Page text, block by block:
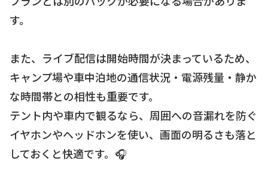
す。
また、ライブ配信は開始時間が決まっているため、
キャンプ場や車中泊地の通信状況・電源残量・静か
な時間帯との相性も重要です。
テント内や車内で観るなら、周囲への音漏れを防ぐ
イヤホンやヘッドホンを使い、画面の明るさも落と
しておくと快適です。🎧